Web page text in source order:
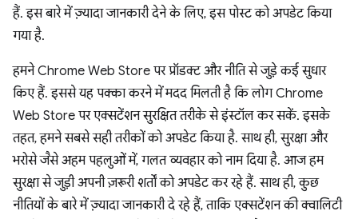
हैं. इस बारे में ज़्यादा जानकारी देने के लिए, इस पोस्ट को अपडेट किया
गया है.
हमने Chrome Web Store पर प्रॉडक्ट और नीति से जुड़े कई सुधार
किए हैं. इससे यह पक्का करने में मदद मिलती है कि लोग Chrome
Web Store पर एक्सटेंशन सुरक्षित तरीके से इंस्टॉल कर सकें. इसके
तहत, हमने सबसे सही तरीकों को अपडेट किया है. साथ ही, सुरक्षा और
भरोसे जैसे अहम पहलुओं में, गलत व्यवहार को नाम दिया है. आज हम
सुरक्षा से जुड़ी अपनी ज़रूरी शर्तों को अपडेट कर रहे हैं. साथ ही, कुछ
नीतियों के बारे में ज़्यादा जानकारी दे रहे हैं, ताकि एक्सटेंशन की क्वालिटी